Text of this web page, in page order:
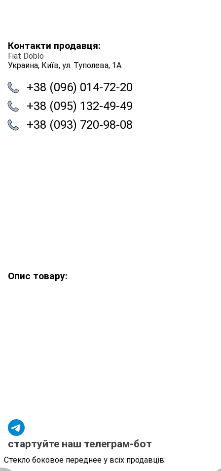
Контакти продавця:
Fiat Doblo
Украина, Київ, ул. Туполева, 1А
+38 (096) 014-72-20
+38 (095) 132-49-49
+38 (093) 720-98-08
Опис товару:
стартуйте наш телеграм-бот
Стекло боковое переднее у всіх продавців: